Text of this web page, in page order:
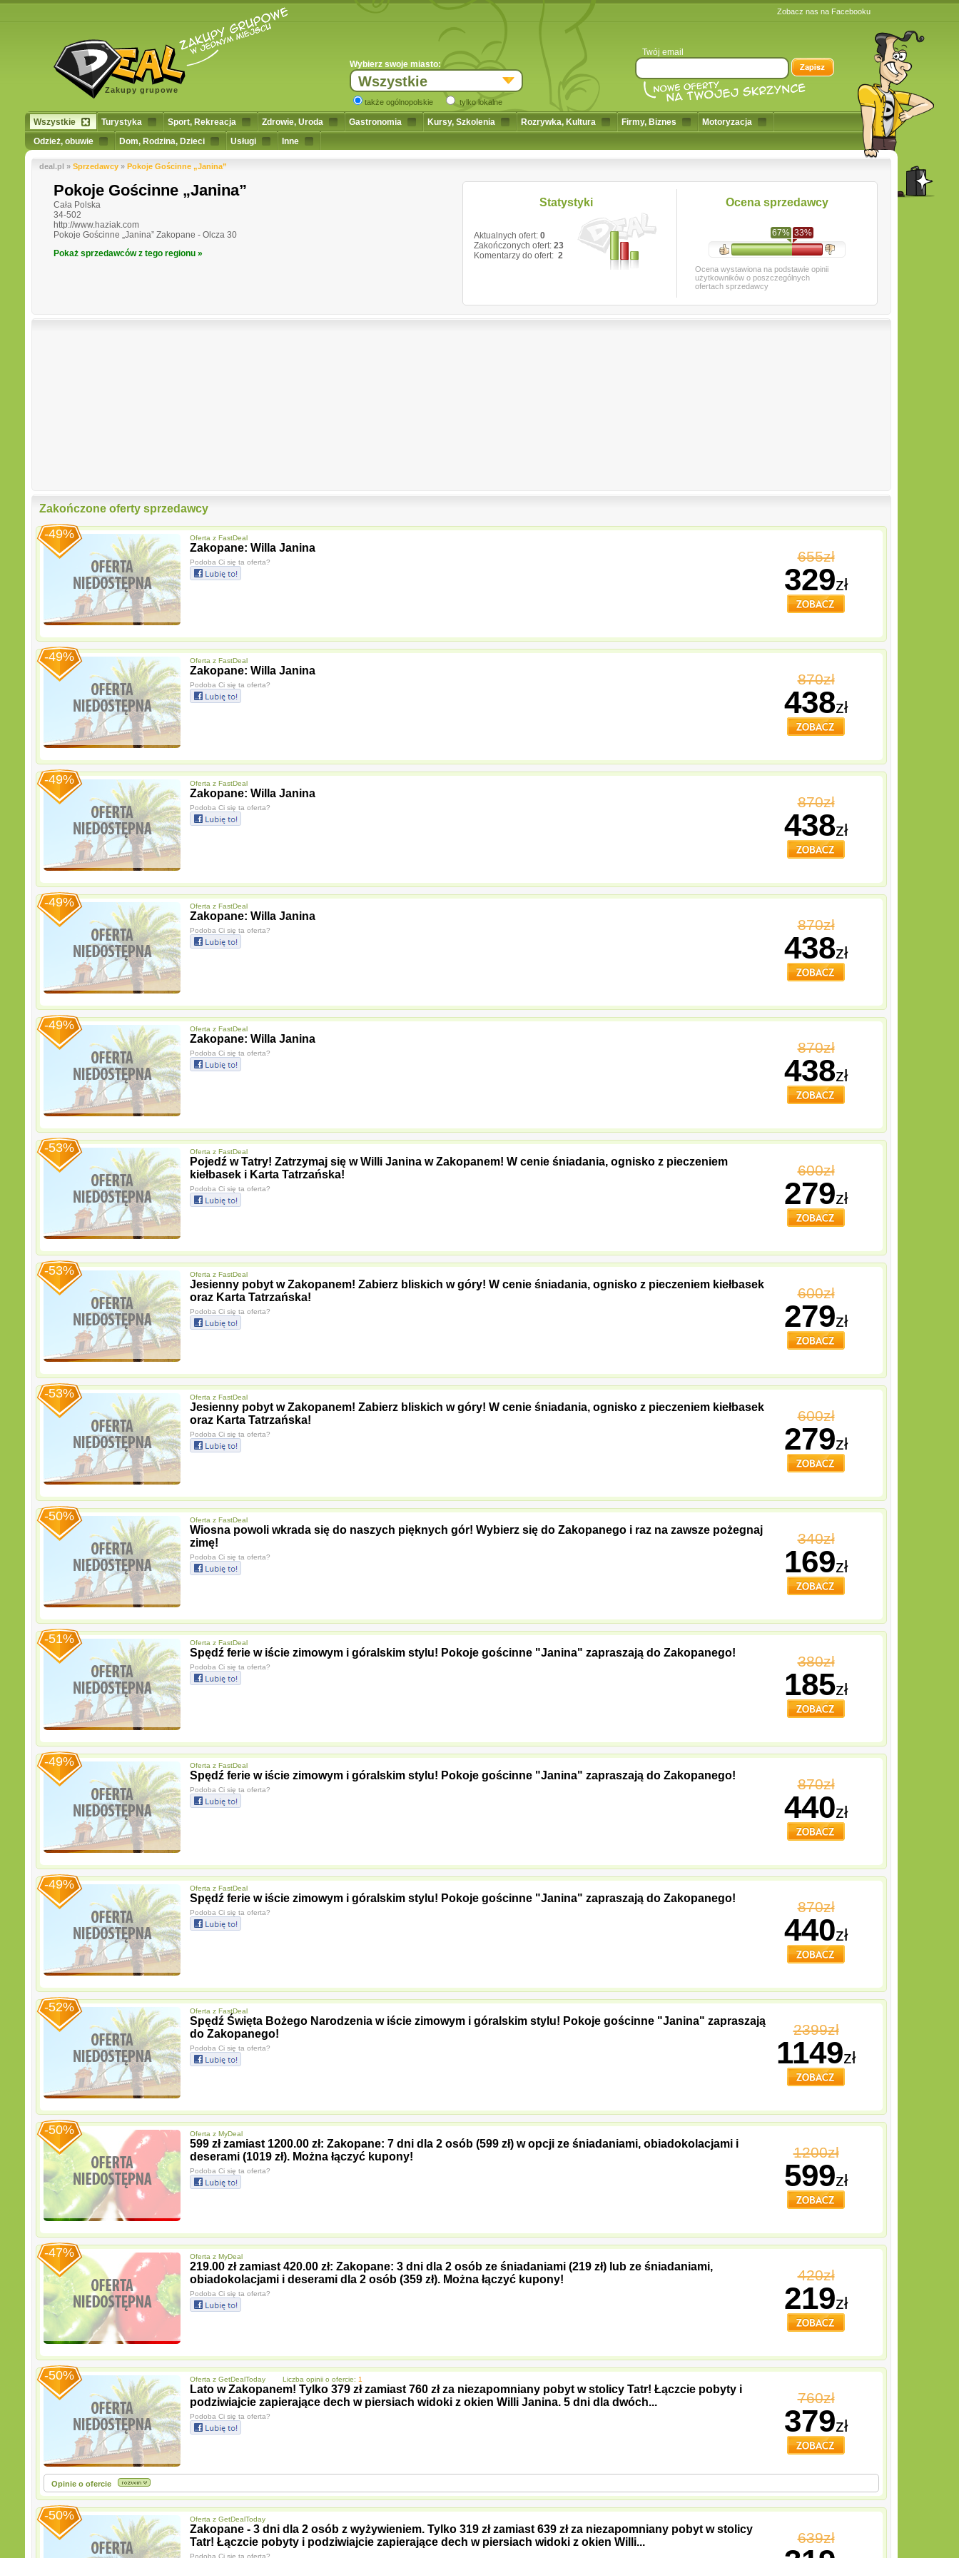
Zakupy grupowe
Wybierz swoje miasto:
Wszystkie
także ogólnopolskie tylko lokalne
Twój email
Zobacz nas na Facebooku
Wszystkie Turystyka Sport, Rekreacja Zdrowie, Uroda Gastronomia Kursy, Szkolenia Rozrywka, Kultura Firmy, Biznes
Motoryzacja
Odzież, obuwie
Dom, Rodzina, Dzieci Usługi Inne
deal.pl » Sprzedawcy» Pokoje Gościnne „Janina”
Pokoje Gościnne „Janina”
Cała Polska
34-502
http://www.haziak.com
Pokoje Gościnne „Janina” Zakopane - Olcza 30
Pokaż sprzedawców z tego regionu »
Statystyki
Aktualnych ofert: 0
Zakończonych ofert: 23
Komentarzy do ofert: 2
Ocena sprzedawcy
67% 33%
Ocena wystawiona na podstawie opinii
użytkowników o poszczególnych
ofertach sprzedawcy
Zakończone oferty sprzedawcy
-49% Oferta z FastDeal
Zakopane: Willa Janina
Podoba Ci się ta oferta? 655zł
329zł
-49% Oferta z FastDeal
Zakopane: Willa Janina
Podoba Ci się ta oferta? 870zł
438zł
-49% Oferta z FastDeal
Zakopane: Willa Janina
Podoba Ci się ta oferta? 870zł
438zł
-49% Oferta z FastDeal
Zakopane: Willa Janina
Podoba Ci się ta oferta? 870zł
438zł
-49% Oferta z FastDeal
Zakopane: Willa Janina
Podoba Ci się ta oferta? 870zł
438zł
-53% Oferta z FastDeal
Pojedź w Tatry! Zatrzymaj się w Willi Janina w Zakopanem! W cenie śniadania, ognisko z pieczeniem
kiełbasek i Karta Tatrzańska!
Podoba Ci się ta oferta?
600zł
279zł
-53% Oferta z FastDeal
Jesienny pobyt w Zakopanem! Zabierz bliskich w góry! W cenie śniadania, ognisko z pieczeniem kiełbasek
oraz Karta Tatrzańska!
Podoba Ci się ta oferta?
600zł
279zł
-53% Oferta z FastDeal
Jesienny pobyt w Zakopanem! Zabierz bliskich w góry! W cenie śniadania, ognisko z pieczeniem kiełbasek
oraz Karta Tatrzańska!
Podoba Ci się ta oferta?
600zł
279zł
-50% Oferta z FastDeal
Wiosna powoli wkrada się do naszych pięknych gór! Wybierz się do Zakopanego i raz na zawsze pożegnaj
zimę!
Podoba Ci się ta oferta?
340zł
169zł
-51% Oferta z FastDeal
Spędź ferie w iście zimowym i góralskim stylu! Pokoje gościnne "Janina" zapraszają do Zakopanego!
Podoba Ci się ta oferta? 380zł
185zł
-49% Oferta z FastDeal
Spędź ferie w iście zimowym i góralskim stylu! Pokoje gościnne "Janina" zapraszają do Zakopanego!
Podoba Ci się ta oferta? 870zł
440zł
-49% Oferta z FastDeal
Spędź ferie w iście zimowym i góralskim stylu! Pokoje gościnne "Janina" zapraszają do Zakopanego!
Podoba Ci się ta oferta? 870zł
440zł
-52% Oferta z FastDeal
Spędź Święta Bożego Narodzenia w iście zimowym i góralskim stylu! Pokoje gościnne "Janina" zapraszają
do Zakopanego!
Podoba Ci się ta oferta?
2399zł
1149zł
-50% Oferta z MyDeal
599 zł zamiast 1200.00 zł: Zakopane: 7 dni dla 2 osób (599 zł) w opcji ze śniadaniami, obiadokolacjami i
deserami (1019 zł). Można łączyć kupony!
Podoba Ci się ta oferta?
1200zł
599zł
-47% Oferta z MyDeal
219.00 zł zamiast 420.00 zł: Zakopane: 3 dni dla 2 osób ze śniadaniami (219 zł) lub ze śniadaniami,
obiadokolacjami i deserami dla 2 osób (359 zł). Można łączyć kupony!
Podoba Ci się ta oferta?
420zł
219zł
-50% Oferta z GetDealToday Liczba opinii o ofercie: 1
Lato w Zakopanem! Tylko 379 zł zamiast 760 zł za niezapomniany pobyt w stolicy Tatr! Łączcie pobyty i
podziwiajcie zapierające dech w piersiach widoki z okien Willi Janina. 5 dni dla dwóch...
Podoba Ci się ta oferta?
760zł
379zł
Opinie o ofercie
-50% Oferta z GetDealToday
Zakopane - 3 dni dla 2 osób z wyżywieniem. Tylko 319 zł zamiast 639 zł za niezapomniany pobyt w stolicy
Tatr! Łączcie pobyty i podziwiajcie zapierające dech w piersiach widoki z okien Willi...
Podoba Ci się ta oferta?
639zł